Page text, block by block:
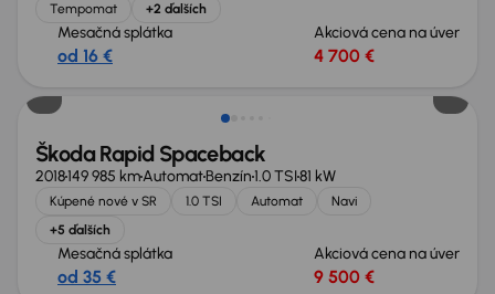
Tempomat
+2 ďalších
Mesačná splátka
od 16 €
Akciová cena na úver
4 700 €
Škoda Rapid Spaceback
2018149 985 kmAutomatBenzín1.0 TSI81 kW
Kúpené nové v SR 1.0 TSI Automat
Navi
+5 ďalších
Mesačná splátka
od 35 €
Akciová cena na úver
9 500 €